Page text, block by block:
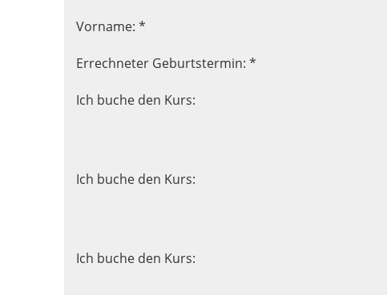
Vorname: *
Errechneter Geburtstermin: *
Ich buche den Kurs:
Ich buche den Kurs:
Ich buche den Kurs: